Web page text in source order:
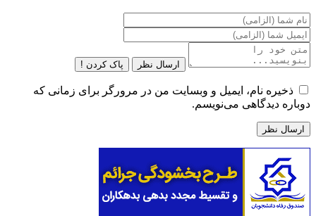
ارسال نظر پاک کردن !
ذخیره نام، ایمیل و وبسایت من در مرورگر برای زمانی که
دوباره دیدگاهی می‌نویسم.